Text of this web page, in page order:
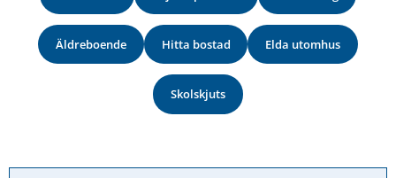
Äldreboende Hitta bostad Elda utomhus
Skolskjuts